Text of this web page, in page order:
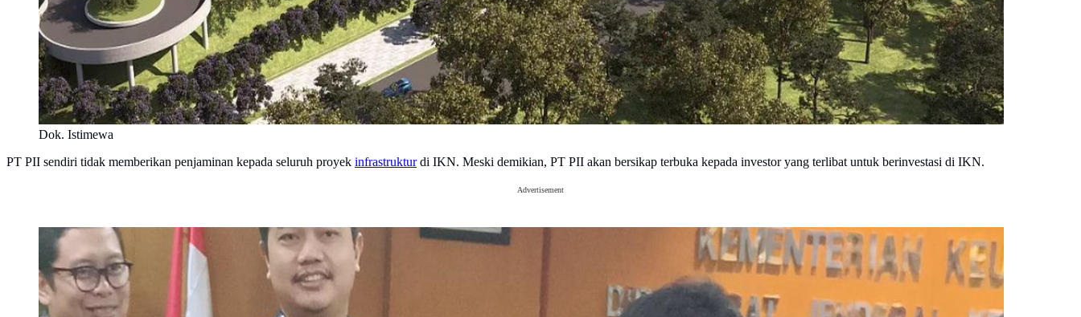
Dok. Istimewa
PT PII sendiri tidak memberikan penjaminan kepada seluruh proyek infrastrukturdi IKN. Meski demikian, PT PII akan bersikap terbuka kepada investor yang terlibat untuk berinvestasi di IKN.
Advertisement